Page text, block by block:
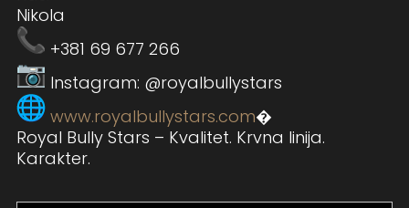
Nikola
+381 69 677 266
Instagram: @royalbullystars
www.royalbullystars.com⁠�
Royal Bully Stars – Kvalitet. Krvna linija.
Karakter.